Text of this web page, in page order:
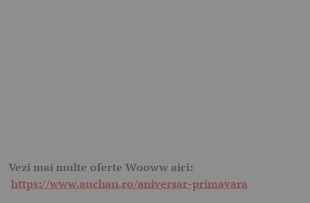
Vezi mai multe oferte Wooww aici:
https://www.auchan.ro/aniversar-primavara